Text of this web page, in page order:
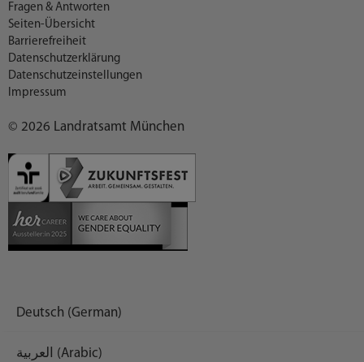
© 2026 Landratsamt München
Fragen & Antworten
Seiten-Übersicht
Barrierefreiheit
Datenschutzerklärung
Datenschutzeinstellungen
Impressum
Deutsch (German)
العربية (Arabic)